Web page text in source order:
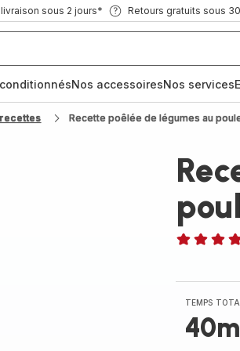
sous 2 jours* Retours gratuits sous
Nos accessoiresNos services
Recette poêlée de légumes au
étoiles
(moyenne)
TEMPS